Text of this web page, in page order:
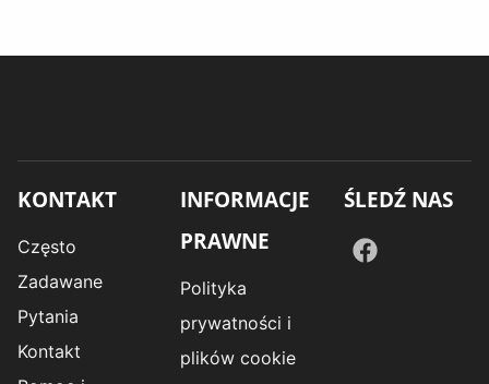
KONTAKT
Często
Zadawane
Pytania
Kontakt
INFORMACJE
PRAWNE
Polityka
prywatności i
plików cookie
ŚLEDŹ NAS